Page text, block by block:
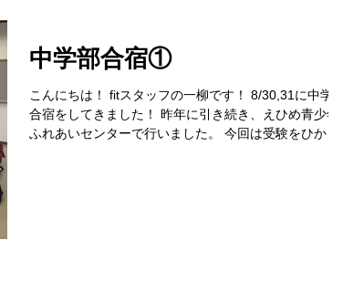
中学部合宿①
こんにちは！ fitスタッフの一柳です！ 8/30,31に中学部
合宿をしてきました！ 昨年に引き続き、えひめ青少年
ふれあいセンターで行いました。 今回は受験をひかえ